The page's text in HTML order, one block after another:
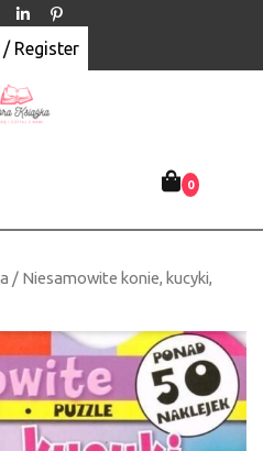
Register
0
/ Niesamowite konie, kucyki,